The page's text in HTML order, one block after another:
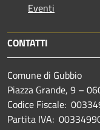
Eventi
CONTATTI
Comune di Gubbio
Piazza Grande, 9 –
Codice Fiscale:
Partita IVA: